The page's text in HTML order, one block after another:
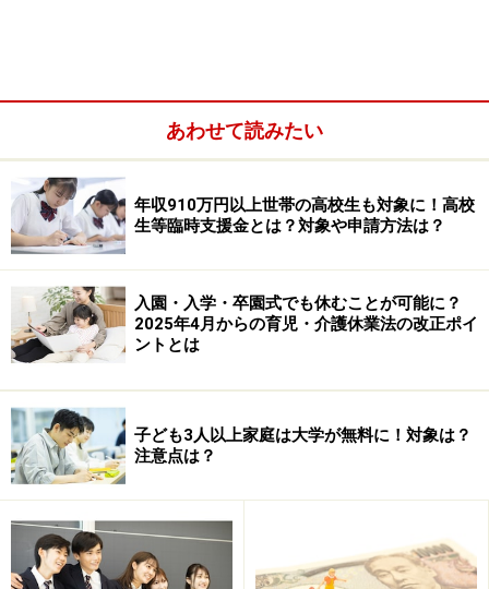
そして、掛金として積み立てる場合、掛金は所得税・住
民税、社会保険料の標準報酬月額の算定対象から除外さ
れるため、税金・社会保険料の負担が軽減される分、余
分に積立ができるのがメリットと謳われています。
あわせて読みたい
年収910万円以上世帯の高校生も対象に！高校
生等臨時支援金とは？対象や申請方法は？
入園・入学・卒園式でも休むことが可能に？
2025年4月からの育児・介護休業法の改正ポイ
ントとは
子ども3人以上家庭は大学が無料に！対象は？
注意点は？